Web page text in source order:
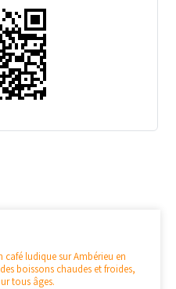
café ludique sur Ambérieu en
boissons chaudes et froides,
tous âges.